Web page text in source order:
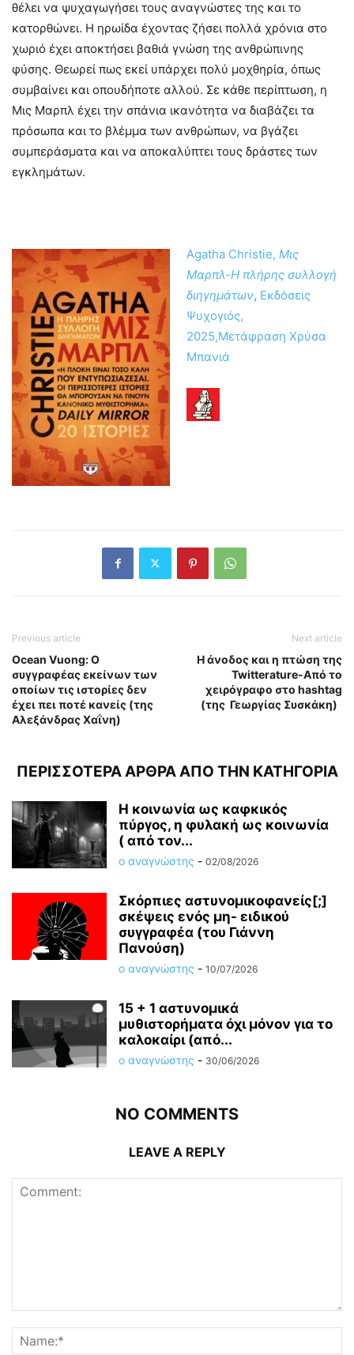
θέλει να ψυχαγωγήσει τους αναγνώστες της και το
κατορθώνει. Η ηρωίδα έχοντας ζήσει πολλά χρόνια στο
χωριό έχει αποκτήσει βαθιά γνώση της ανθρώπινης
φύσης. Θεωρεί πως εκεί υπάρχει πολύ μοχθηρία, όπως
συμβαίνει και οπουδήποτε αλλού. Σε κάθε περίπτωση, η
Μις Μαρπλ έχει την σπάνια ικανότητα να διαβάζει τα
πρόσωπα και το βλέμμα των ανθρώπων, να βγάζει
συμπεράσματα και να αποκαλύπτει τους δράστες των
εγκλημάτων.
Agatha Christie, Μις
Μαρπλ-Η πλήρης συλλογή
διηγημάτων, Εκδόσεις
Ψυχογιός,
2025,Μετάφραση Χρύσα
Μπανιά
Previous article
Ocean Vuong: Ο
συγγραφέας εκείνων των
οποίων τις ιστορίες δεν
έχει πει ποτέ κανείς (της
Αλεξάνδρας Χαΐνη)
Next article
Η άνοδος και η πτώση της
Twitterature-Από το
χειρόγραφο στο hashtag
(της Γεωργίας Συσκάκη)
ΠΕΡΙΣΣΟΤΕΡΑ ΑΡΘΡΑ ΑΠΟ ΤΗΝ ΚΑΤΗΓΟΡΙΑ
Η κοινωνία ως καφκικός
πύργος, η φυλακή ως κοινωνία
( από τον...
ο αναγνώστης - 02/08/2026
Σκόρπιες αστυνομικοφανείς[;]
σκέψεις ενός μη- ειδικού
συγγραφέα (του Γιάννη
Πανούση)
ο αναγνώστης - 10/07/2026
15 + 1 αστυνομικά
μυθιστορήματα όχι μόνον για το
καλοκαίρι (από...
ο αναγνώστης - 30/06/2026
NO COMMENTS
LEAVE A REPLY